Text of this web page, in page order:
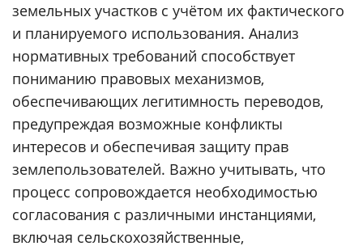
земельных участков с учётом их фактического
и планируемого использования. Анализ
нормативных требований способствует
пониманию правовых механизмов,
обеспечивающих легитимность переводов,
предупреждая возможные конфликты
интересов и обеспечивая защиту прав
землепользователей. Важно учитывать, что
процесс сопровождается необходимостью
согласования с различными инстанциями,
включая сельскохозяйственные,